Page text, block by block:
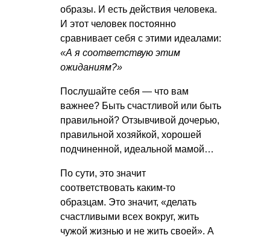
образы. И есть действия человека.
И этот человек постоянно
сравнивает себя с этими идеалами:
«А я соответствую этим
ожиданиям?»
Послушайте себя — что вам
важнее? Быть счастливой или быть
правильной? Отзывчивой дочерью,
правильной хозяйкой, хорошей
подчиненной, идеальной мамой…
По сути, это значит
соответствовать каким-то
образцам. Это значит, «делать
счастливыми всех вокруг, жить
чужой жизнью и не жить своей». А